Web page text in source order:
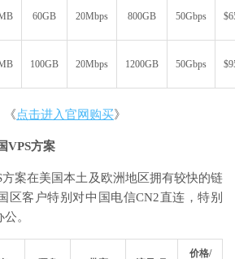
60GB 20Mbps 800GB 50Gbps
100GB 20Mbps 1200GB 50Gbps
《点击进入官网购买》
VPS方案
方案在美国本土及欧洲地区拥有较快的链
区客户特别对中国电信CN2直连，特别
。
价格/